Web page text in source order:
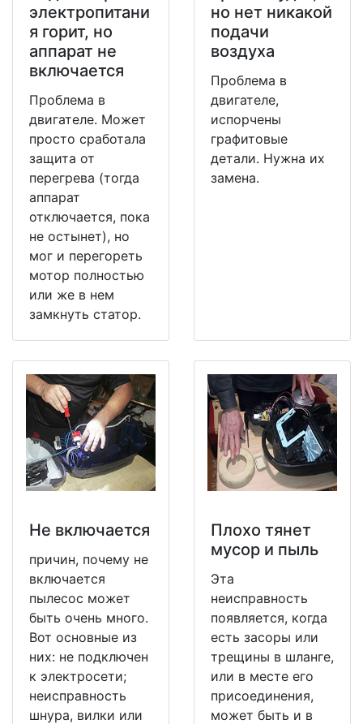
электропитани
я горит, но
аппарат не
включается
Проблема в
двигателе. Может
просто сработала
защита от
перегрева (тогда
аппарат
отключается, пока
не остынет), но
мог и перегореть
мотор полностью
или же в нем
замкнуть статор.
но нет никакой
подачи
воздуха
Проблема в
двигателе,
испорчены
графитовые
детали. Нужна их
замена.
Не включается
причин, почему не
включается
пылесос может
быть очень много.
Вот основные из
них: не подключен
к электросети;
неисправность
шнура, вилки или
Плохо тянет
мусор и пыль
Эта
неисправность
появляется, когда
есть засоры или
трещины в шланге,
или в месте его
присоединения,
может быть и в